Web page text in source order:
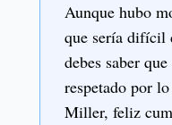
Aunque hubo
que sería difícil
debes saber
respetado por
Miller, feliz